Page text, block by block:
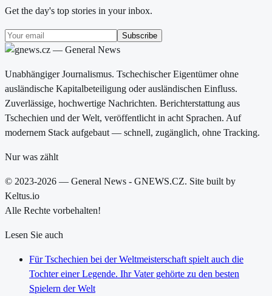
Get the day's top stories in your inbox.
Subscribe
Unabhängiger Journalismus. Tschechischer Eigentümer ohne
ausländische Kapitalbeteiligung oder ausländischen Einfluss.
Zuverlässige, hochwertige Nachrichten. Berichterstattung aus
Tschechien und der Welt, veröffentlicht in acht Sprachen. Auf
modernem Stack aufgebaut — schnell, zugänglich, ohne Tracking.
Nur was zählt
© 2023-2026 — General News - GNEWS.CZ. Site built by
Keltus.io
Alle Rechte vorbehalten!
Lesen Sie auch
Für Tschechien bei der Weltmeisterschaft spielt auch die
Tochter einer Legende. Ihr Vater gehörte zu den besten
Spielern der Welt